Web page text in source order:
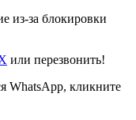
из-за блокировки
или перезвонить!
WhatsApp, кликните